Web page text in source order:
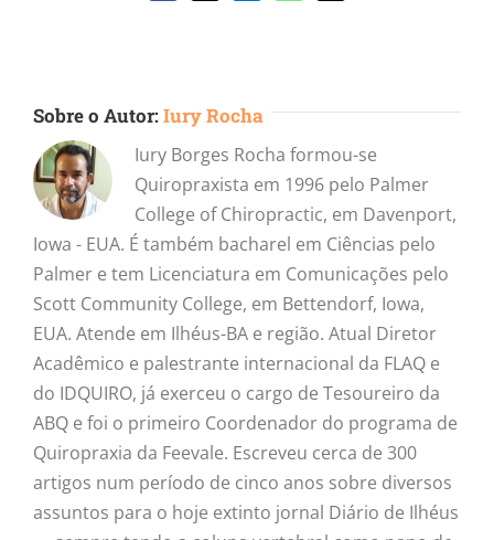
mail
Sobre o Autor:Iury Rocha
Iury Borges Rocha formou-se
Quiropraxista em 1996 pelo Palmer
College of Chiropractic, em Davenport,
Iowa - EUA. É também bacharel em Ciências pelo
Palmer e tem Licenciatura em Comunicações pelo
Scott Community College, em Bettendorf, Iowa,
EUA. Atende em Ilhéus-BA e região. Atual Diretor
Acadêmico e palestrante internacional da FLAQ e
do IDQUIRO, já exerceu o cargo de Tesoureiro da
ABQ e foi o primeiro Coordenador do programa de
Quiropraxia da Feevale. Escreveu cerca de 300
artigos num período de cinco anos sobre diversos
assuntos para o hoje extinto jornal Diário de Ilhéus